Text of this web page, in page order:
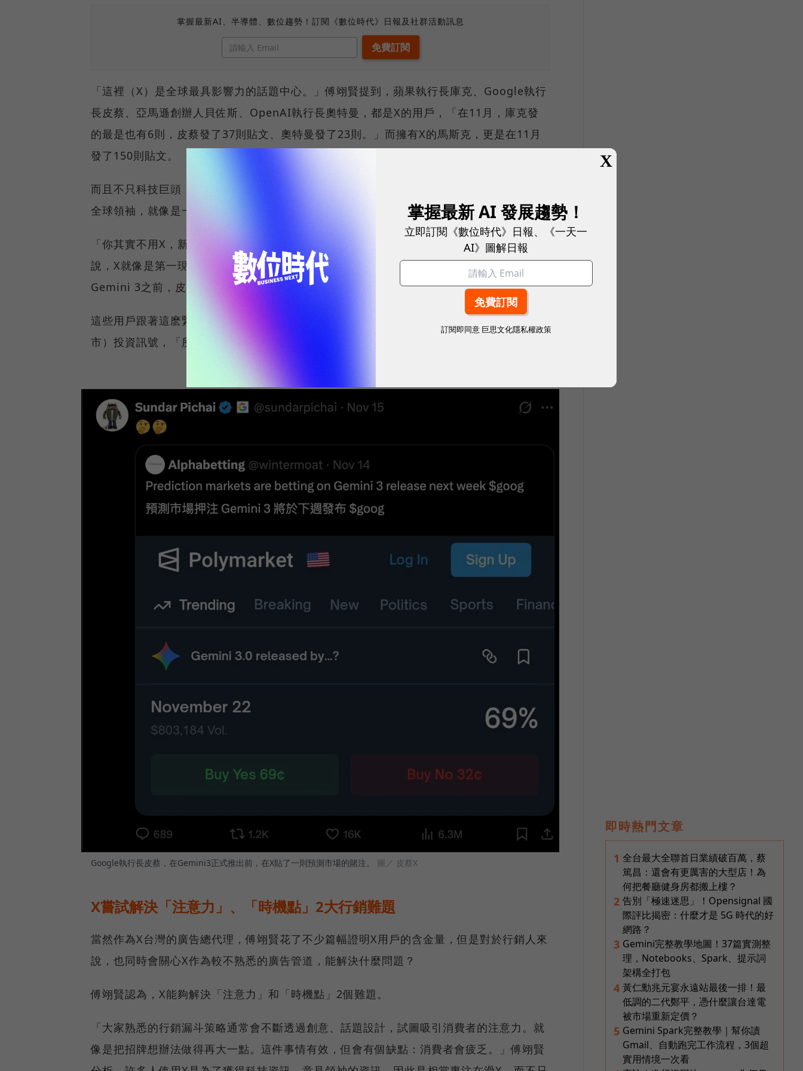
掌握最新AI、半導體、數位趨勢！訂閱《數位時代》日報及社群活動訊息
「這裡（X）是全球最具影響力的話題中心。」傅翊賢提到，蘋果執行長庫克、Google執行
長皮蔡、亞馬遜創辦人貝佐斯、OpenAI執行長奧特曼，都是X的用戶，「在11月，庫克發
的最是也有6則，皮蔡發了37則貼文、奧特曼發了23則。」而擁有X的馬斯克，更是在11月
發了150則貼文。
而且不只科技巨頭，許多國家的領導人也都利用X作為向國際發聲的管道。這些科技巨頭、
全球領袖，就像是一塊大磁鐵，不斷吸引其他的意見領袖加入。
「你其實不用X，新聞媒體也都會報導這些人的貼文，那為什麼還這麽多人使用X？」傅翊賢
說，X就像是第一現場，擁有「即時」、「原汁原味」的特性，「舉例來說，Google在發布
Gemini 3之前，皮蔡就已經偷偷暗示了這件事情。」
這些用戶跟著這麽緊，不只因為對於資訊有高度的需求，更多是因為其中潛藏了不少（股
市）投資訊號，「所以，這裡有興趣濃度最高、走在資訊最前面的一群用戶。」傅翊賢說。
Google執行長皮蔡，在Gemini3正式推出前，在X貼了一則預測市場的賭注。 圖／ 皮蔡X
X嘗試解決「注意力」、「時機點」2大行銷難題
當然作為X台灣的廣告總代理，傅翊賢花了不少篇幅證明X用戶的含金量，但是對於行銷人來
說，也同時會關心X作為較不熟悉的廣告管道，能解決什麼問題？
傅翊賢認為，X能夠解決「注意力」和「時機點」2個難題。
「大家熟悉的行銷漏斗策略通常會不斷透過創意、話題設計，試圖吸引消費者的注意力。就
像是把招牌想辦法做得再大一點。這件事情有效，但會有個缺點：消費者會疲乏。」傅翊賢
即時熱門文章
1 全台最大全聯首日業績破百萬，蔡
篤昌：還會有更厲害的大型店！為
何把餐廳健身房都搬上樓？
2 告別「極速迷思」！Opensignal 國
際評比揭密：什麼才是 5G 時代的好
網路？
3 Gemini完整教學地圖！37篇實測整
理，Notebooks、Spark、提示詞
架構全打包
4 黃仁勳兆元宴永遠站最後一排！最
低調的二代鄭平，憑什麼讓台達電
被市場重新定價？
5 Gemini Spark完整教學｜幫你讀
Gmail、自動跑完工作流程，3個超
實用情境一次看
X
掌握最新 AI 發展趨勢！
立即訂閱《數位時代》日報、《一天一
AI》圖解日報
訂閱即同意 巨思文化隱私權政策